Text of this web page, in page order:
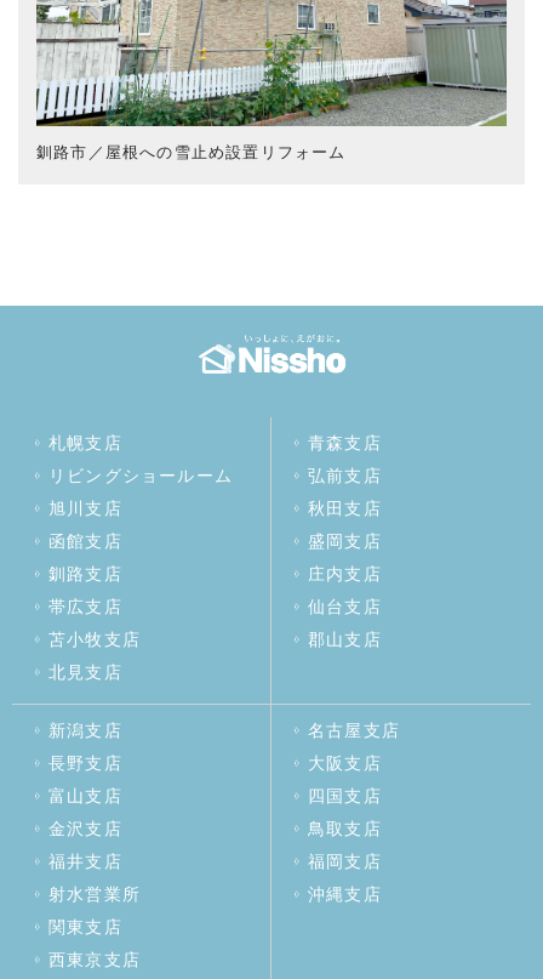
釧路市／屋根への雪止め設置リフォーム
札幌支店
リビングショールーム
旭川支店
函館支店
釧路支店
帯広支店
苫小牧支店
北見支店
青森支店
弘前支店
秋田支店
盛岡支店
庄内支店
仙台支店
郡山支店
新潟支店
長野支店
富山支店
金沢支店
福井支店
射水営業所
関東支店
西東京支店
名古屋支店
大阪支店
四国支店
鳥取支店
福岡支店
沖縄支店